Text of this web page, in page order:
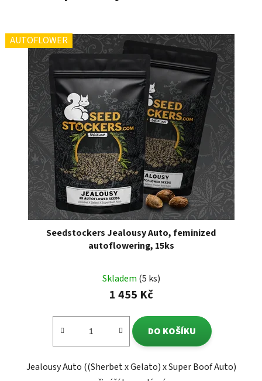
AUTOFLOWER
Seedstockers Jealousy Auto, feminized
autoflowering, 15ks
Skladem (5 ks)
1 455 Kč
DO KOŠÍKU
Jealousy Auto ((Sherbet x Gelato) x Super Boof Auto)